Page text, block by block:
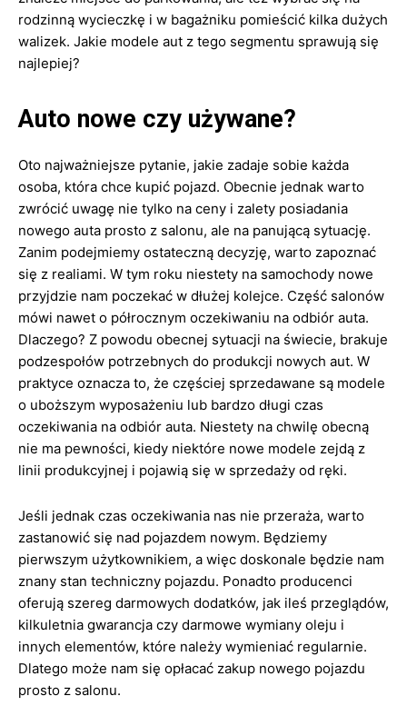
rodzinną wycieczkę i w bagażniku pomieścić kilka dużych
walizek. Jakie modele aut z tego segmentu sprawują się
najlepiej?
Auto nowe czy używane?
Oto najważniejsze pytanie, jakie zadaje sobie każda
osoba, która chce kupić pojazd. Obecnie jednak warto
zwrócić uwagę nie tylko na ceny i zalety posiadania
nowego auta prosto z salonu, ale na panującą sytuację.
Zanim podejmiemy ostateczną decyzję, warto zapoznać
się z realiami. W tym roku niestety na samochody nowe
przyjdzie nam poczekać w dłużej kolejce. Część salonów
mówi nawet o półrocznym oczekiwaniu na odbiór auta.
Dlaczego? Z powodu obecnej sytuacji na świecie, brakuje
podzespołów potrzebnych do produkcji nowych aut. W
praktyce oznacza to, że częściej sprzedawane są modele
o uboższym wyposażeniu lub bardzo długi czas
oczekiwania na odbiór auta. Niestety na chwilę obecną
nie ma pewności, kiedy niektóre nowe modele zejdą z
linii produkcyjnej i pojawią się w sprzedaży od ręki.
Jeśli jednak czas oczekiwania nas nie przeraża, warto
zastanowić się nad pojazdem nowym. Będziemy
pierwszym użytkownikiem, a więc doskonale będzie nam
znany stan techniczny pojazdu. Ponadto producenci
oferują szereg darmowych dodatków, jak ileś przeglądów,
kilkuletnia gwarancja czy darmowe wymiany oleju i
innych elementów, które należy wymieniać regularnie.
Dlatego może nam się opłacać zakup nowego pojazdu
prosto z salonu.